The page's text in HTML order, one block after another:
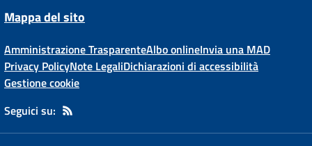
Mappa del sito
Amministrazione TrasparenteAlbo onlineInvia una MAD
Privacy PolicyNote LegaliDichiarazioni di accessibilità
Gestione cookie
Seguici su: